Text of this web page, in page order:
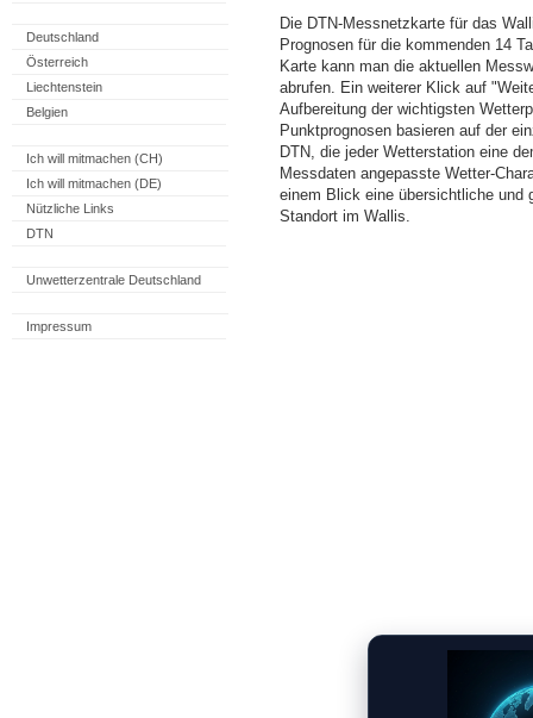
Deutschland
Österreich
Liechtenstein
Belgien
Ich will mitmachen (CH)
Ich will mitmachen (DE)
Nützliche Links
DTN
Unwetterzentrale Deutschland
Impressum
Die DTN-Messnetzkarte für das
Prognosen für die kommenden 14
Karte kann man die aktuellen
abrufen. Ein weiterer Klick auf
Aufbereitung der wichtigsten
Punktprognosen basieren auf der
DTN, die jeder Wetterstation eine
Messdaten angepasste Wetter-
einem Blick eine übersichtliche und
Standort im Wallis.